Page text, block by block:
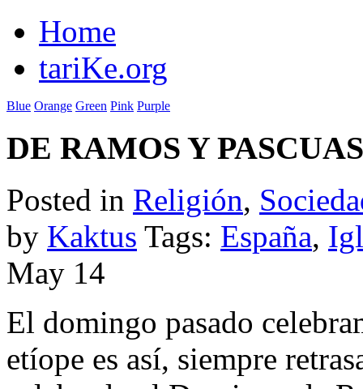
Home
tariKe.org
Blue Orange Green Pink Purple
DE RAMOS Y PASCUAS
Posted in Religión,
by Kaktus Tags: España,
May 14
El domingo pasado
etíope es así, siempre